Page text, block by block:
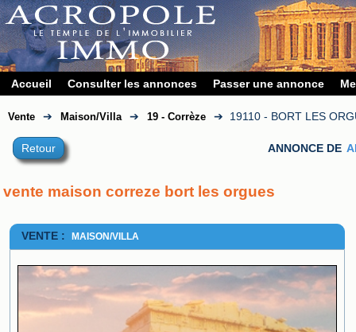
Accueil Consulter les annonces Passer une annonce
Vente ➔ Maison/Villa ➔ 19 - Corrèze ➔ 19110 - BORT LES
Retour ANNONCE DE
vente maison correze bort les orgues
VENTE : MAISON/VILLA